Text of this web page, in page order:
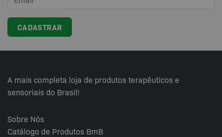
A mais completa loja de produtos terapêuticos e
sensoriais do Brasil!
Sobre Nós
Catálogo de Produtos BmB